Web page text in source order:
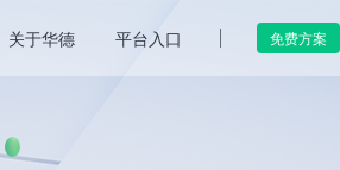
关于华德 平台入口 免费方案